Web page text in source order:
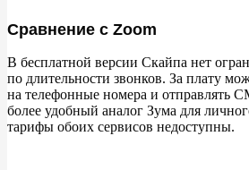
Сравнение с Zoom
В бесплатной версии Скайпа нет
по длительности звонков. За плату
на телефонные номера и отправлять
более удобный аналог Зума для
тарифы обоих сервисов недоступны.